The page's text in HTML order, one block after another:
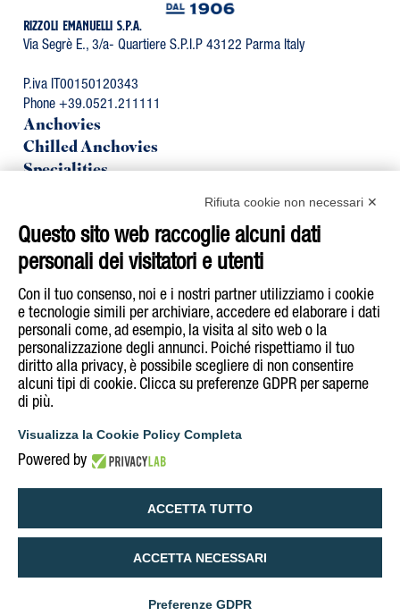
RIZZOLI EMANUELLI S.P.A.
Via Segrè E., 3/a- Quartiere S.P.I.P 43122 Parma Italy
P.iva IT00150120343
Phone +39.0521.211111
Anchovies
Chilled Anchovies
Specialities
Tuna
Buy on
E-Shop
Follow Rizzoli Emanuelli on
COOKIE & PRIVACY POLICY
ACCESSIBILITY DECLARATION
English Italiano
Rifiuta cookie non necessari ✕
Questo sito web raccoglie alcuni dati
personali dei visitatori e utenti
Con il tuo consenso, noi e i nostri partner utilizziamo i cookie
e tecnologie simili per archiviare, accedere ed elaborare i dati
personali come, ad esempio, la visita al sito web o la
personalizzazione degli annunci. Poiché rispettiamo il tuo
diritto alla privacy, è possibile scegliere di non consentire
alcuni tipi di cookie. Clicca su preferenze GDPR per saperne
di più.
Visualizza la Cookie Policy Completa
Powered by
ACCETTA TUTTO
ACCETTA NECESSARI
Preferenze GDPR